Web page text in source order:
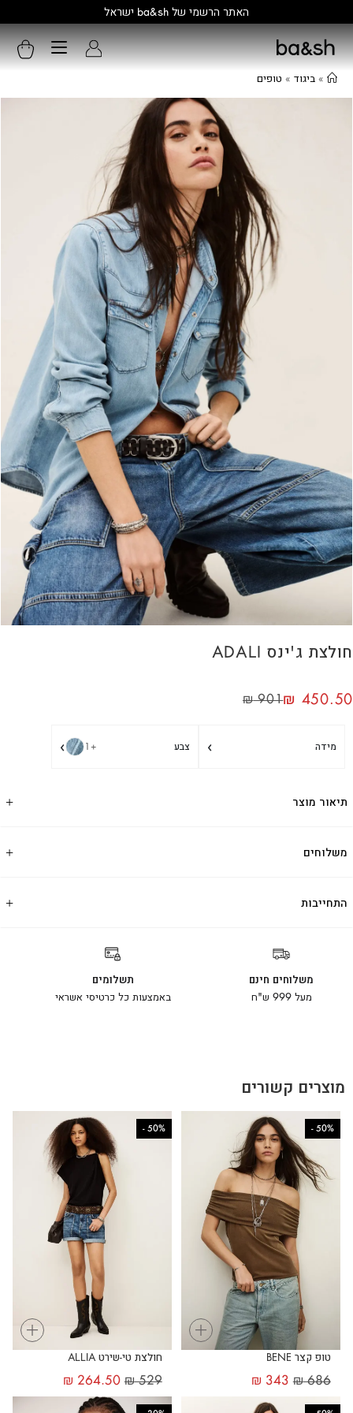
קולקציה חדשה:גלו עוד
» ביגוד » טופים
חולצת ג'ינס ADALI
₪901₪ 450.50
מידה › צבע +1
›
תיאור מוצר
משלוחים
התחייבות
משלוחים חינם
מעל 999 ש"ח
תשלומים
באמצעות כל כרטיסי אשראי
מוצרים קשורים
+
50%
-
טופ קצר BENE
₪686
₪ 343
+
50%
-
חולצת טי-שירט ALLIA
₪529
₪ 264.50